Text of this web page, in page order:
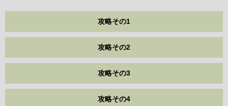
攻略その1
攻略その2
攻略その3
攻略その4